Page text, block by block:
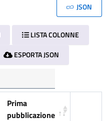
JSON
LISTA COLONNE
ESPORTA JSON
Prima
pubblicazione